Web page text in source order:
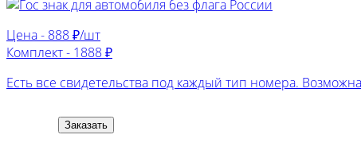
Цена - 888 ₽/шт
Комплект - 1888 ₽
Есть все свидетельства под каждый тип номера.
Заказать